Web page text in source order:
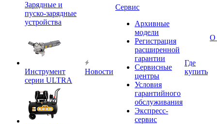
Зарядные и
пуско-зарядные
устройства
Инструмент
серии ULTRA
Новости
Сервис
Архивные
модели
Регистрация
расширенной
гарантии
Сервисные
центры
Условия
гарантийного
обслуживания
Экспресс-
сервис
Где
купить
О